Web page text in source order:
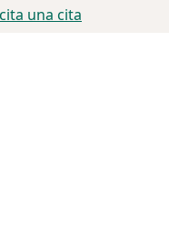
una cita